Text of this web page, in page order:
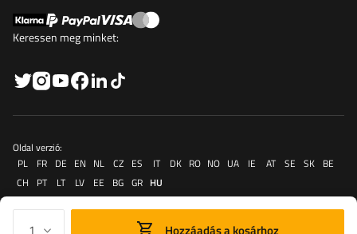
Keressen meg minket:
Oldal verzió:
PL
FR DE EN NL CZ ES IT DK RO NO UA IE AT SE SK BE
CH
PT LT LV EE BG GR HU